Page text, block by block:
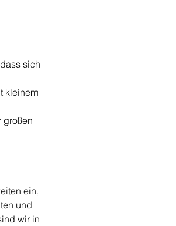
sich
kleinem
großen
ein,
und
wir in